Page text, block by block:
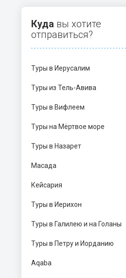
Куда вы хотите
отправиться?
Туры в Иерусалим
Туры из Тель-Авива
Туры в Вифлеем
Туры на Мёртвое море
Туры в Назарет
Масада
Кейсария
Туры в Иерихон
Туры в Галилею и на Голаны
Туры в Петру и Иорданию
Aqaba